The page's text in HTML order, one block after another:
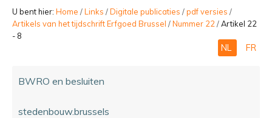
BELEVEN
zoeken...
U bent hier: Home /Links /Digitale publicaties /pdf versies /
Artikels van het tijdschrift Erfgoed Brussel /Nummer 22 /Artikel 22
- 8
NL FR
BWRO en besluiten
stedenbouw.brussels